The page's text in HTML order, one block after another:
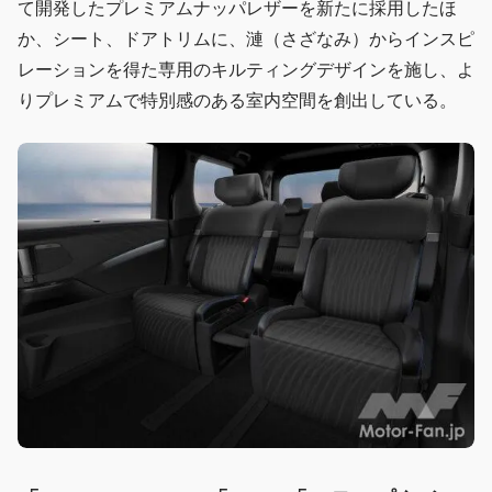
て開発したプレミアムナッパレザーを新たに採用したほ
か、シート、ドアトリムに、漣（さざなみ）からインスピ
レーションを得た専用のキルティングデザインを施し、よ
りプレミアムで特別感のある室内空間を創出している。